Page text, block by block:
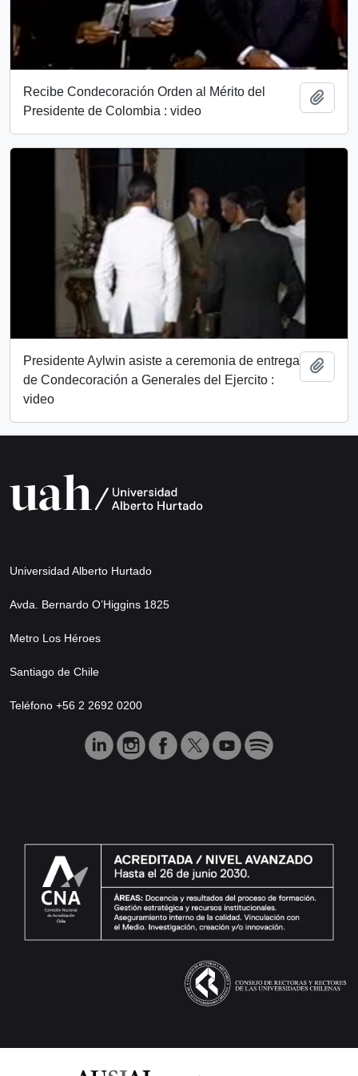
Recibe Condecoración Orden al Mérito del
Presidente de Colombia : video
Presidente Aylwin asiste a ceremonia de entrega
de Condecoración a Generales del Ejercito :
video
Universidad Alberto Hurtado
Avda. Bernardo O’Higgins 1825
Metro Los Héroes
Santiago de Chile
Teléfono +56 2 2692 0200